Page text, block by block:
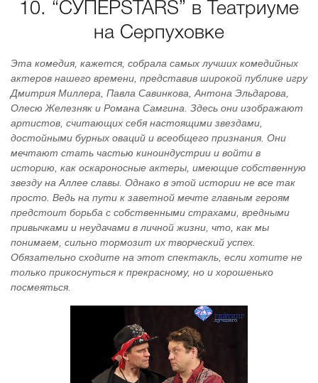
10. “СУПЕРSTARS” в Театриуме
на Серпуховке
Эта комедия, кажется, собрала самых лучших комедийных
актеров нашего времени, представив широкой публике игру
Дмитрия Миллера, Павла Савинкова, Антона Эльдарова,
Олесю Железняк и Романа Самгина. Здесь они изображают
артистов, считающих себя настоящими звездами,
достойными бурных оваций и всеобщего признания. Они
мечтают стать частью киноиндустрии и войти в
историю, как оскароносные актеры, имеющие собственную
звезду на Аллее славы. Однако в этой истории не все так
просто. Ведь на пути к заветной мечте главным героям
предстоит борьба с собственными страхами, вредными
привычками и неудачами в личной жизни, что, как мы
понимаем, сильно тормозит их творческий успех.
Обязательно сходите на этот спектакль, если хотите не
только прикоснуться к прекрасному, но и хорошенько
посмеяться.